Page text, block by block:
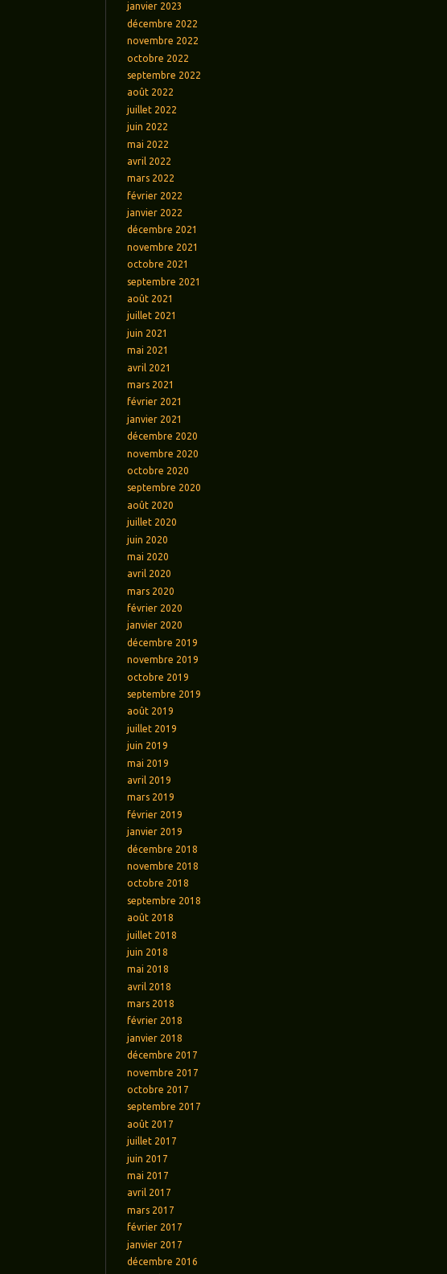
janvier 2023
décembre 2022
novembre 2022
octobre 2022
septembre 2022
août 2022
juillet 2022
juin 2022
mai 2022
avril 2022
mars 2022
février 2022
janvier 2022
décembre 2021
novembre 2021
octobre 2021
septembre 2021
août 2021
juillet 2021
juin 2021
mai 2021
avril 2021
mars 2021
février 2021
janvier 2021
décembre 2020
novembre 2020
octobre 2020
septembre 2020
août 2020
juillet 2020
juin 2020
mai 2020
avril 2020
mars 2020
février 2020
janvier 2020
décembre 2019
novembre 2019
octobre 2019
septembre 2019
août 2019
juillet 2019
juin 2019
mai 2019
avril 2019
mars 2019
février 2019
janvier 2019
décembre 2018
novembre 2018
octobre 2018
septembre 2018
août 2018
juillet 2018
juin 2018
mai 2018
avril 2018
mars 2018
février 2018
janvier 2018
décembre 2017
novembre 2017
octobre 2017
septembre 2017
août 2017
juillet 2017
juin 2017
mai 2017
avril 2017
mars 2017
février 2017
janvier 2017
décembre 2016